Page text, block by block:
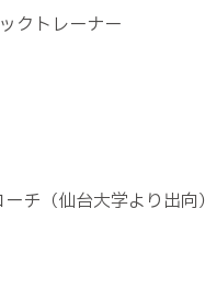
クトレーナー
チ（仙台大学より出向）